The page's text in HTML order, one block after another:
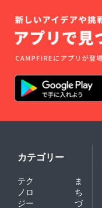
カテゴリー
テク
ノロ
ジー
ま
ち
づ